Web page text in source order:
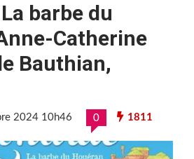
barbe du
Catherine
Bauthian,
2024 10h46 0 1811